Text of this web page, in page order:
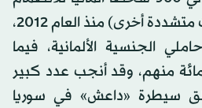
إلى «داعش» (أو جماعات متشددة أخرى) منذ العام 2012،
الجنسية الألمانية، فيما
15 في المائة منهم، وقد أنجب عدد كبير
سيطرة «داعش» في سوريا